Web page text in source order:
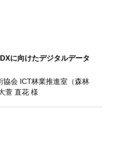
に向けたデジタルデータ
会 ICT林業推進室（森林
萱 直花 様